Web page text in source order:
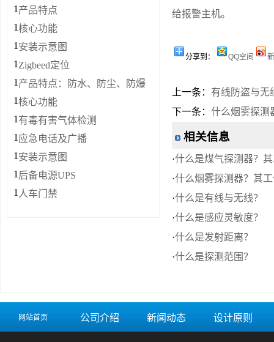
1 产品特点
1核心功能
1 安装示意图
1 Zigbeed定位
1 产品特点：防水、防尘、防爆
1核心功能
1 有毒有害气体检测
1 应急电话及广播
1 安装示意图
1 后备电源UPS
1 人车门禁
给报警主机。
分享到： QQ空间
上一条： 有线防盗与无
下一条： 什么烟雾探测
相关信息
·什么是煤气探测器？
·什么烟雾探测器？其
·什么是有线与无线？
·什么是感应灵敏度？
·什么是发射距离？
·什么是探测范围？
网站首页 公司介绍 新闻动态 设计原则